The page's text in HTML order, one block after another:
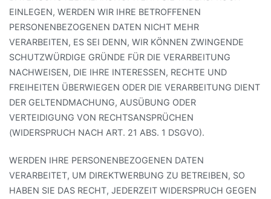
EINLEGEN, WERDEN WIR IHRE BETROFFENEN
PERSONENBEZOGENEN DATEN NICHT MEHR
VERARBEITEN, ES SEI DENN, WIR KÖNNEN ZWINGENDE
SCHUTZWÜRDIGE GRÜNDE FÜR DIE VERARBEITUNG
NACHWEISEN, DIE IHRE INTERESSEN, RECHTE UND
FREIHEITEN ÜBERWIEGEN ODER DIE VERARBEITUNG DIENT
DER GELTENDMACHUNG, AUSÜBUNG ODER
VERTEIDIGUNG VON RECHTSANSPRÜCHEN
(WIDERSPRUCH NACH ART. 21 ABS. 1 DSGVO).
WERDEN IHRE PERSONENBEZOGENEN DATEN
VERARBEITET, UM DIREKTWERBUNG ZU BETREIBEN, SO
HABEN SIE DAS RECHT, JEDERZEIT WIDERSPRUCH GEGEN